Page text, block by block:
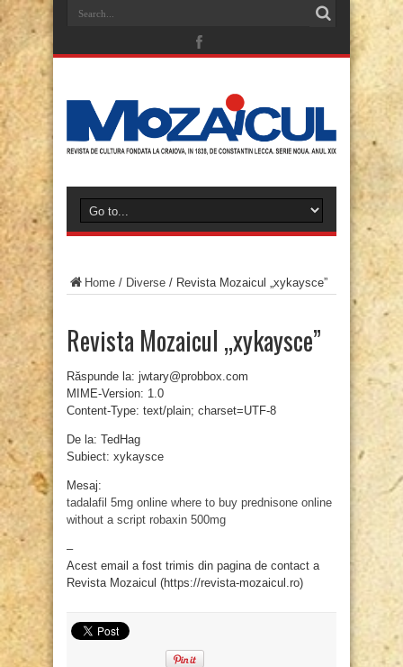
Home / Diverse / Revista Mozaicul „xykaysce”
Revista Mozaicul „xykaysce”
Răspunde la: jwtary@probbox.com
MIME-Version: 1.0
Content-Type: text/plain; charset=UTF-8
De la: TedHag
Subiect: xykaysce
Mesaj:
tadalafil 5mg online where to buy prednisone online
without a script robaxin 500mg
–
Acest email a fost trimis din pagina de contact a
Revista Mozaicul (https://revista-mozaicul.ro)